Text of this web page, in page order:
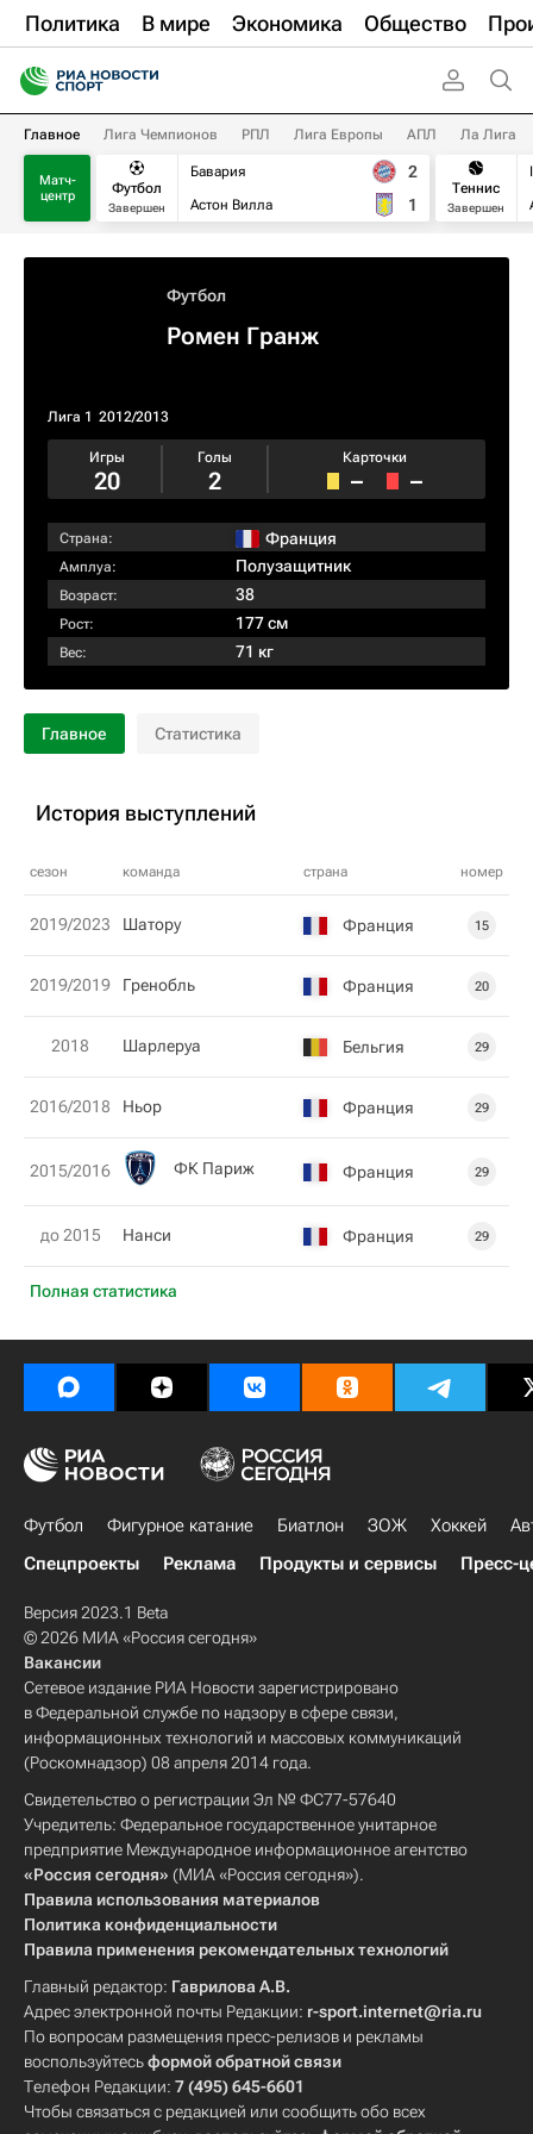
Политика В мире Экономика Общество
Главное Лига Чемпионов РПЛ Лига Европы АПЛ Ла Лига
Матч-
центр
Футбол
Завершен
Бавария
Астон Вилла
2
1
Теннис
Завершен
Футбол
Ромен Гранж
Лига 1 2012/2013
Игры
20
Голы
2
Карточки
– –
Страна: Франция
Амплуа: Полузащитник
Возраст: 38
Рост: 177 см
Вес: 71 кг
Главное Статистика
История выступлений
сезон команда страна номер
Полная статистика
2019/2023 Шатору Франция 15
2019/2019 Гренобль Франция 20
2018 Шарлеруа Бельгия 29
2016/2018 Ньор Франция 29
2015/2016 ФК Париж Франция 29
до 2015 Нанси Франция 29
Футбол Фигурное катание Биатлон ЗОЖ Хоккей
Спецпроекты
Реклама Продукты и сервисы Пресс-
Версия 2023.1 Beta
© 2026 МИА «Россия сегодня»
Вакансии
Сетевое издание РИА Новости зарегистрировано
в Федеральной службе по надзору в сфере связи,
информационных технологий и массовых коммуникаций
(Роскомнадзор) 08 апреля 2014 года.
Свидетельство о регистрации Эл № ФС77-57640
Учредитель: Федеральное государственное унитарное
предприятие Международное информационное агентство
«Россия сегодня» (МИА «Россия сегодня»).
Правила использования материалов
Политика конфиденциальности
Правила применения рекомендательных технологий
Главный редактор: Гаврилова А.В.
Адрес электронной почты Редакции: r-sport.internet@ria.ru
По вопросам размещения пресс-релизов и рекламы
воспользуйтесьформой обратной связи
Телефон Редакции: 7 (495) 645-6601
Чтобы связаться с редакцией или сообщить обо всех